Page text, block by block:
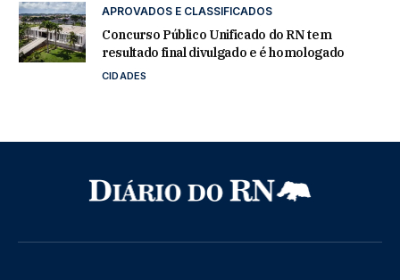
APROVADOS E CLASSIFICADOS
Concurso Público Unificado do RN tem
resultado final divulgado e é homologado
CIDADES